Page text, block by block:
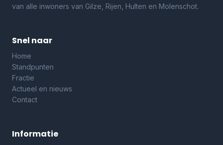
van alle inwoners van Gilze, Rijen, Hulten en Molenschot.
Snel naar
Home
Standpunten
Fractie
Actueel en nieuws
Contact
Informatie